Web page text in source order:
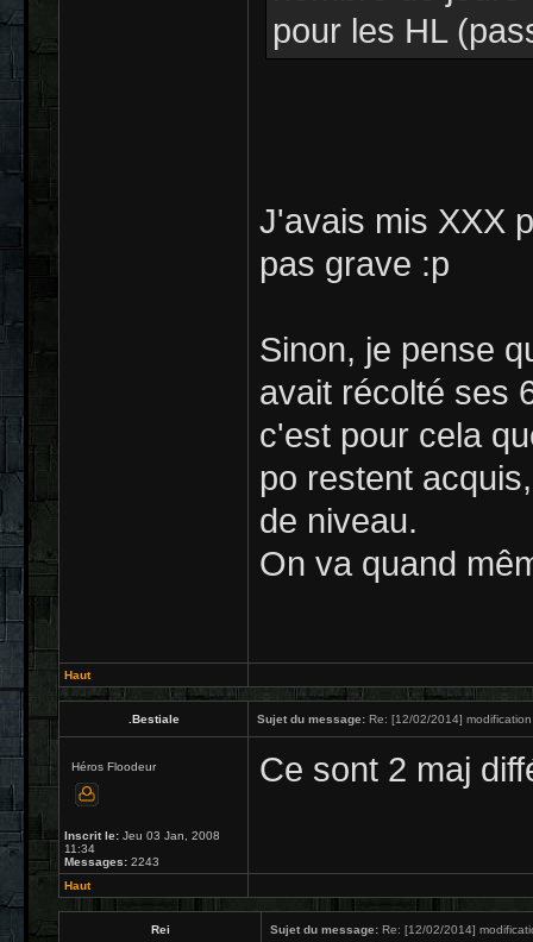
pour les HL
J'avais mis XXX
pas grave :p
Sinon, je pense
avait récolté ses
c'est pour cela
po restent
de niveau.
On va quand
Haut
.Bestiale Sujet du message: Re: [12/02/2014] modification
Héros Floodeur
Inscrit le: Jeu 03 Jan, 2008
11:34
Messages: 2243
Ce sont 2 maj
Haut
Rei Sujet du message: Re: [12/02/2014]